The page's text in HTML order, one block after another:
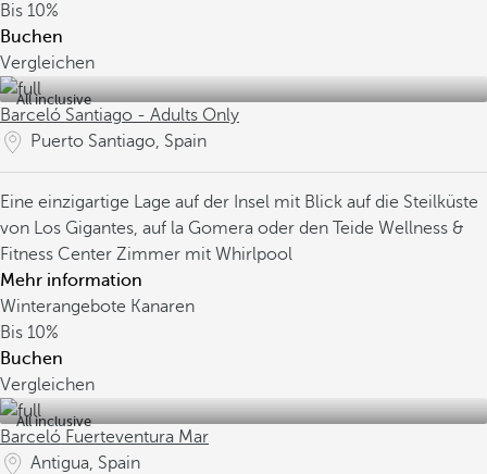
Bis 10%
Buchen
Vergleichen
All inclusive
Barceló Santiago - Adults Only
Puerto Santiago, Spain
Eine einzigartige Lage auf der Insel mit Blick auf die Steilküste
von Los Gigantes, auf la Gomera oder den Teide Wellness &
Fitness Center Zimmer mit Whirlpool
Mehr information
Winterangebote Kanaren
Bis 10%
Buchen
Vergleichen
All inclusive
Barceló Fuerteventura Mar
Antigua, Spain